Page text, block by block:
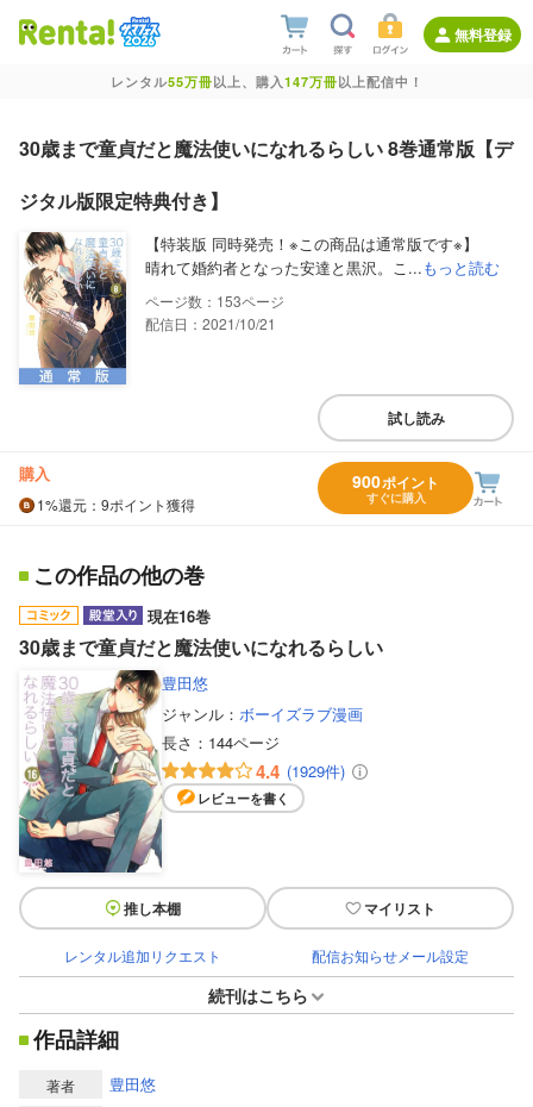
無料登録
レンタル55万冊以上、購入147万冊以上配信中！
30歳まで童貞だと魔法使いになれるらしい 8巻通常版【デ
ジタル版限定特典付き】
【特装版 同時発売！※この商品は通常版です※】
晴れて婚約者となった安達と黒沢。こ...もっと読む
153
配信日：2021/10/21
試し読み
購入
1%還元 ：9ポイント獲得
900ポイント
すぐに購入
この作品の他の巻
現在16巻
30歳まで童貞だと魔法使いになれるらしい
豊田悠
ジャンル： ボーイズラブ漫画
長さ： 144ページ
4.4 (1929件)
レビューを書く
推し本棚 マイリスト
レンタル追加リクエスト 配信お知らせメール設定
続刊はこちら
作品詳細
著者 豊田悠